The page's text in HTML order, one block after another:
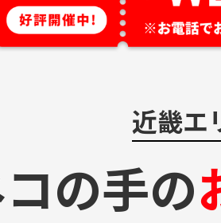
近畿エ
の手の